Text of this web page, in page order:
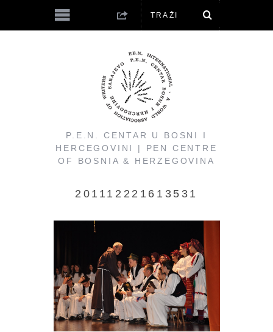
P.E.N. CENTAR U BOSNI I
HERCEGOVINI | PEN CENTRE
OF BOSNIA & HERZEGOVINA
201112221613531